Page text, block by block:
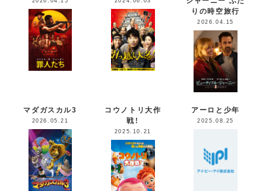
りの時空旅行
2026.04.15
マダガスカル3
2026.05.21
コウノトリ大作
戦！
2025.10.21
アーロと少年
2025.08.25